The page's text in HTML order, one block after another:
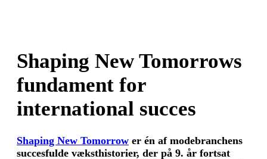
Shaping New Tomorrows
fundament for
international succes
Shaping New Tomorrow er én af modebranchens
succesfulde væksthistorier, der på 9. år fortsat